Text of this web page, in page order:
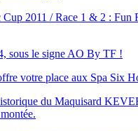
2011 / Race 1 & 2 : Fun
sous le signe AO By TF !
votre place aux Spa Six
du Maquisard